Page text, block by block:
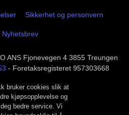
Sikkerhet og personvern
Nyhetsbrev
ANS Fjonevegen 4 3855 Treungen
- Foretaksregisteret 957303668
bruker cookies slik at
kjøpsopplevelse og
bedre service. Vi